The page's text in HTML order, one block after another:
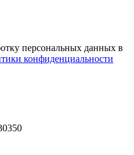
персональных данных в
конфиденциальности